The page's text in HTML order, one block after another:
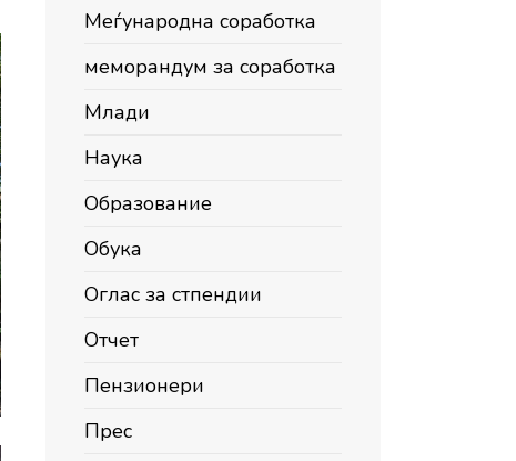
Меѓународна соработка
меморандум за соработка
Млади
Наука
Образование
Обука
Оглас за стпендии
Отчет
Пензионери
Прес